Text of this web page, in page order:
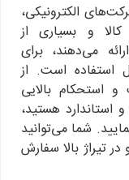
الکترونیکی،
و بسیاری از
می‌دهند، برای
استفاده است. از
استحکام بالایی
استاندارد هستید،
شما می‌توانید
تیراژ بالا سفارش